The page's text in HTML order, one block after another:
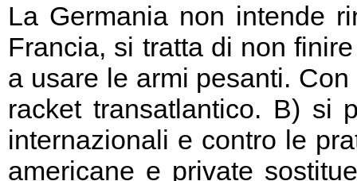
La Germania non intende
Francia, si tratta di non
a usare le armi pesanti.
racket transatlantico. B) si
internazionali e contro le
americane e private